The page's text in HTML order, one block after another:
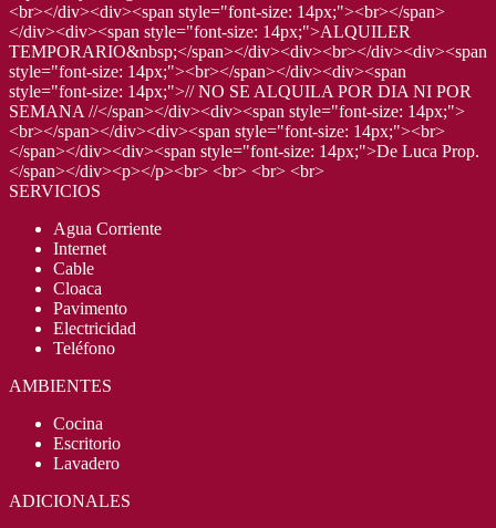
<br></div><div><span style="font-size: 14px;"><br></span>
</div><div><span style="font-size: 14px;">ALQUILER
TEMPORARIO&nbsp;</span></div><div><br></div><div><span
style="font-size: 14px;"><br></span></div><div><span
style="font-size: 14px;">// NO SE ALQUILA POR DIA NI POR
SEMANA //</span></div><div><span style="font-size: 14px;">
<br></span></div><div><span style="font-size: 14px;"><br>
</span></div><div><span style="font-size: 14px;">De Luca Prop.
</span></div><p></p><br> <br> <br> <br>
SERVICIOS
Agua Corriente
Internet
Cable
Cloaca
Pavimento
Electricidad
Teléfono
AMBIENTES
Cocina
Escritorio
Lavadero
ADICIONALES